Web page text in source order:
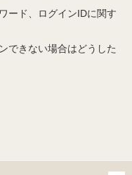
ード、ログインIDに関す
できない場合はどうした